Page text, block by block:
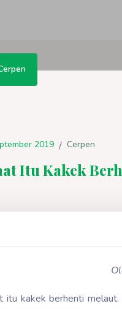
2019 / Cerpen
Itu Kakek
itu kakek berhenti